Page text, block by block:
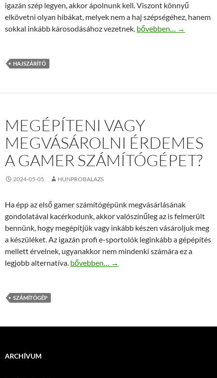
igazán szép legyen, akkor ápolnunk kell. Viszont könnyű
elkövetni olyan hibákat, melyek nem a haj szépségéhez, hanem
sokkal inkább károsodásához vezetnek. A legnagyobb hibák,
bővebben… →
HAJSZÁRÍTÓ
MEGÉPÍTENI VAGY
MEGVÁSÁROLNI ÉRDEMES
A GAMER SZÁMÍTÓGÉPET?
2024-05-05 HUNPROBALAZS
Ha épp az első gamer számítógépünk megvásárlásának
gondolatával kacérkodunk, akkor valószínűleg az is felmerült
bennünk, hogy megépítjük vagy inkább készen vásároljuk meg
a készüléket. Az igazán profi e-sportolók leginkább a gépépítés
mellett érvelnek, ugyanakkor nem mindenki számára ez a
legjobb alternatíva. Megépíteni vagy megvásárolni érdemes a
bővebben… →
SZÁMÍTÓGÉP
ARCHÍVUM